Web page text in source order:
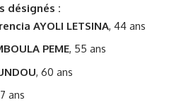
désignés :
AYOLI LETSINA, 44 ans
PEME, 55 ans
, 60 ans
ans